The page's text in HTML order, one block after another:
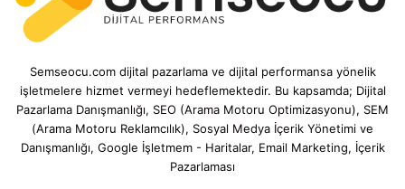
Semseocu.com dijital pazarlama ve dijital performansa yönelik
işletmelere hizmet vermeyi hedeflemektedir. Bu kapsamda; Dijital
Pazarlama Danışmanlığı, SEO (Arama Motoru Optimizasyonu), SEM
(Arama Motoru Reklamcılık), Sosyal Medya İçerik Yönetimi ve
Danışmanlığı, Google İşletmem - Haritalar, Email Marketing, İçerik
Pazarlaması